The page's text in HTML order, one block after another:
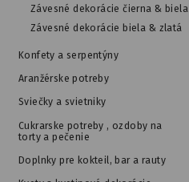
Závesné dekorácie čierna & biela
Závesné dekorácie biela & zlatá
Konfety a serpentýny
Aranžérske potreby
Sviečky a svietniky
Cukrarske potreby , ozdoby na
torty a pečenie
Doplnky pre kokteil, bar a rauty